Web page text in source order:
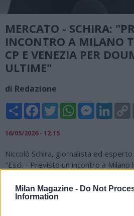
Milan Magazine - Do Not
Information
MERCATO - SCHIRA:
INCONTRO A MILANO
CP E VENEZIA PER
ULTIME"
di Redazione
Share FacebookTwitterWhatsAppMessenger
16/05/2026 - 12:15
Niccolò Schira, giornalista ed
"Escl. - Previsto un incontro a Milano
inclusi) per cedere il centrocampista.
libera al trasferimento allo Sporting